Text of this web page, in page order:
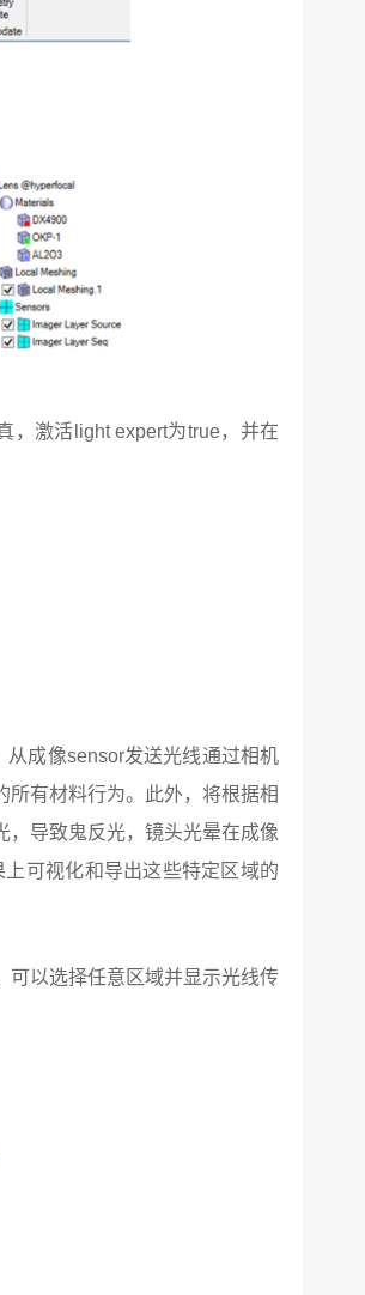
，激活light expert为true，并在
成像sensor发送光线通过相机
有材料行为。此外，将根据相
，导致鬼反光，镜头光晕在成像
可视化和导出这些特定区域的
可以选择任意区域并显示光线传